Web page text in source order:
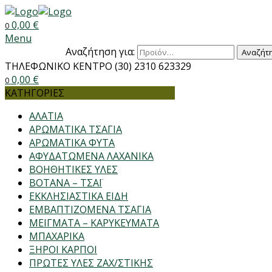
0 0,00 €
Menu
Αναζήτηση για:
ΤΗΛΕΦΩΝΙΚΟ ΚΕΝΤΡΟ (30) 2310 623329
0 0,00 €
ΚΑΤΗΓΟΡΙΕΣ
ΑΛΑΤΙΑ
ΑΡΩΜΑΤΙΚΑ ΤΣΑΓΙΑ
ΑΡΩΜΑΤΙΚΑ ΦΥΤΑ
ΑΦΥΔΑΤΩΜΕΝΑ ΛΑΧΑΝΙΚΑ
ΒΟΗΘΗΤΙΚΕΣ ΥΛΕΣ
ΒΟΤΑΝΑ – ΤΣΑΪ
ΕΚΚΛΗΣΙΑΣΤΙΚΑ ΕΙΔΗ
ΕΜΒΑΠΤΙΖΟΜΕΝΑ ΤΣΑΓΙΑ
ΜΕΙΓΜΑΤΑ – ΚΑΡΥΚΕΥΜΑΤΑ
ΜΠΑΧΑΡΙΚΑ
ΞΗΡΟΙ ΚΑΡΠΟΙ
ΠΡΩΤΕΣ ΥΛΕΣ ΖΑΧ/ΣΤΙΚΗΣ